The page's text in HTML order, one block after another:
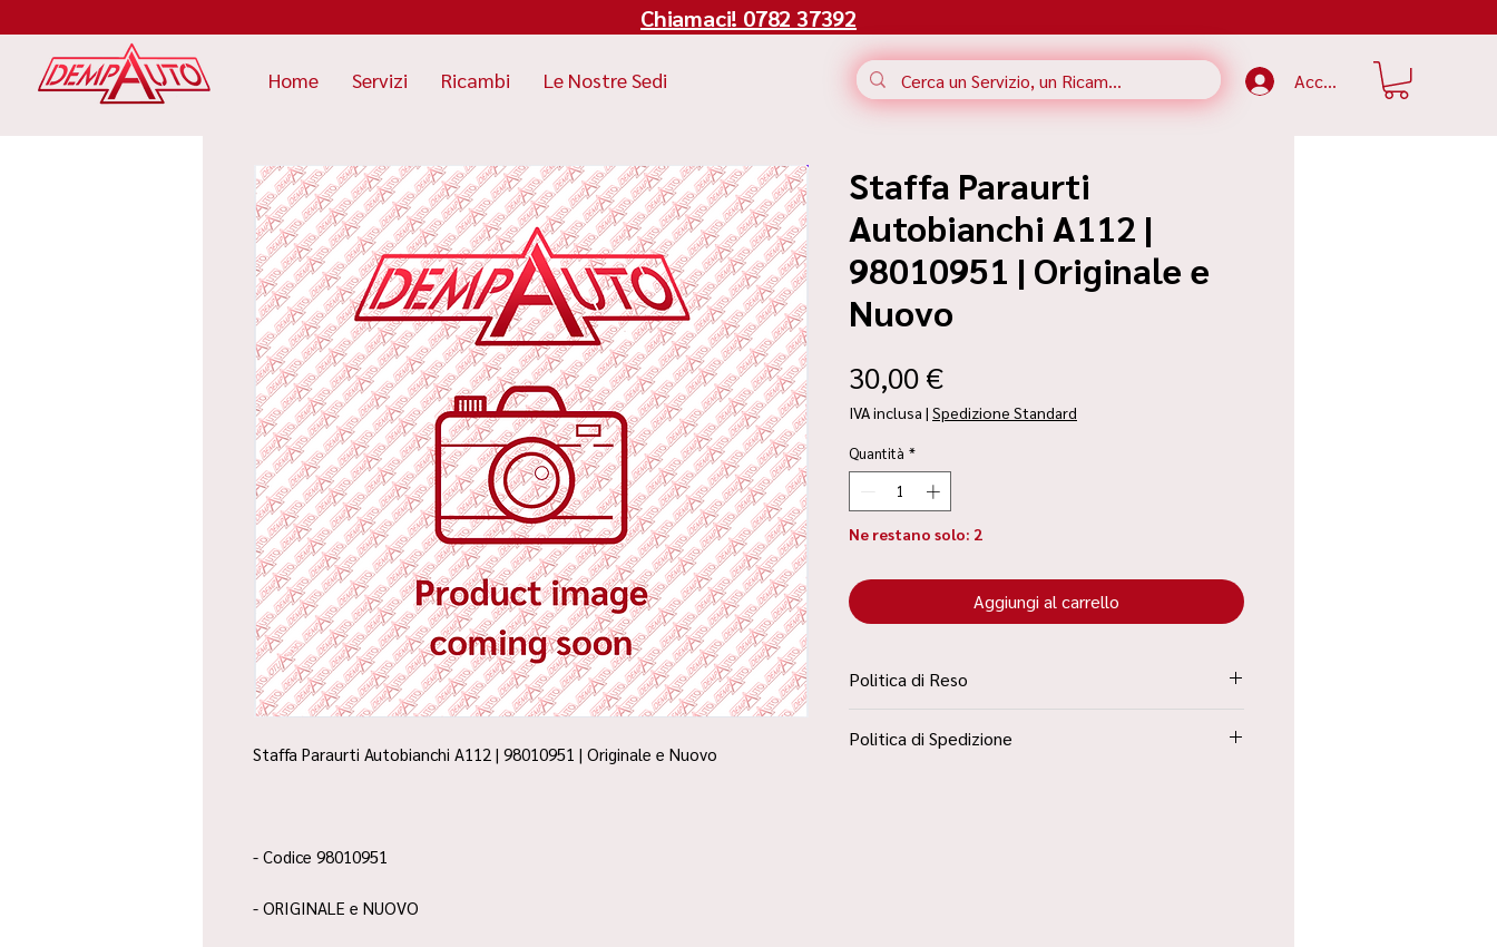
Chiamaci! 0782 37392
Accedi
Home Servizi Ricambi Le Nostre Sedi
Staffa Paraurti Autobianchi A112 | 98010951 | Originale e Nuovo
- Codice 98010951
- ORIGINALE e NUOVO
Staffa Paraurti
Autobianchi A112 |
98010951 | Originale e
Nuovo
30,00 €Prezzo
IVA inclusa | Spedizione Standard
Quantità *
Ne restano solo: 2
Aggiungi al carrello
Politica di Reso
Condizioni”
Politica di Spedizione